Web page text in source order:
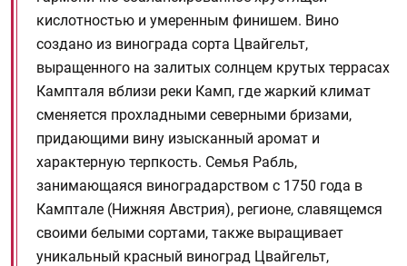
кислотностью и умеренным финишем. Вино
создано из винограда сорта Цвайгельт,
выращенного на залитых солнцем крутых террасах
Кампталя вблизи реки Камп, где жаркий климат
сменяется прохладными северными бризами,
придающими вину изысканный аромат и
характерную терпкость. Семья Рабль,
занимающаяся виноградарством с 1750 года в
Камптале (Нижняя Австрия), регионе, славящемся
своими белыми сортами, также выращивает
уникальный красный виноград Цвайгельт,